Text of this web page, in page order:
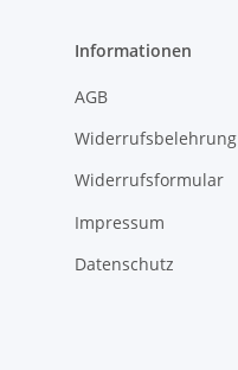
Informationen
AGB
Widerrufsbelehrung
Widerrufsformular
Impressum
Datenschutz